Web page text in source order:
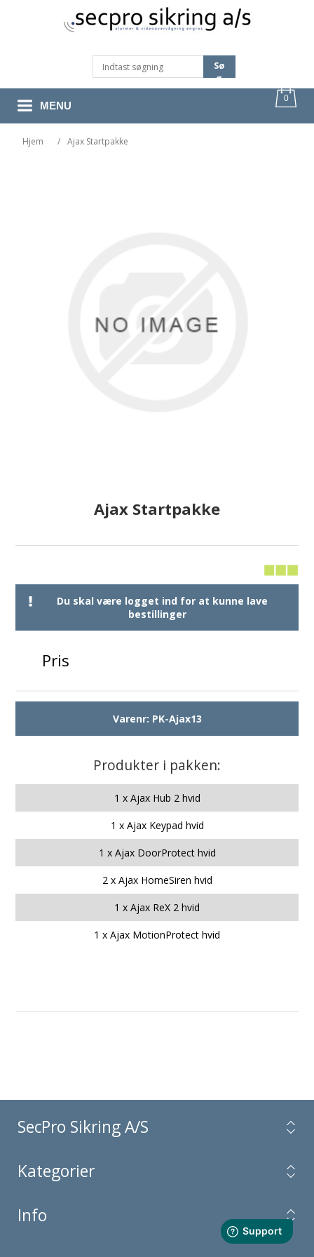
Sø
G
0
MENU
Hjem / Ajax Startpakke
Ajax Startpakke
Du skal være logget ind for at kunne lave
bestillinger
Pris
Varenr: PK-Ajax13
Produkter i pakken:
1 x Ajax Hub 2 hvid
1 x Ajax Keypad hvid
1 x Ajax DoorProtect hvid
2 x Ajax HomeSiren hvid
1 x Ajax ReX 2 hvid
1 x Ajax MotionProtect hvid
SecPro Sikring A/S
Kategorier
Info